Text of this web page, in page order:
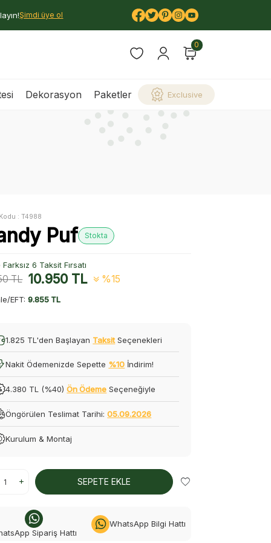
Şimdi üye ol
0
Dekorasyon Paketler Exclusive
:T4988
Puf Stokta
6 Taksit Fırsatı
TL 10.950TL %15
EFT:9.855 TL
1.825 TL'den Başlayan Taksit Seçenekleri
Nakit Ödemenizde Sepette %10 İndirim!
4.380 TL (%40)Ön Ödeme Seçeneğiyle
Öngörülen Teslimat Tarihi:05.09.2026
Kurulum & Montaj
SEPETE EKLE
Sipariş Hattı
WhatsApp Bilgi Hattı